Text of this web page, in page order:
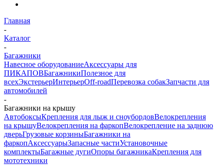
Главная
-
Каталог
-
Багажники
Навесное оборудованиеАксессуары для
ПИКАПОВБагажникиПолезное для
всехЭкстерьерИнтерьерOff-roadПеревозка собакЗапчасти для
автомобилей
-
Багажники на крышу
АвтобоксыКрепления для лыж и сноубордовВелокрепления
на крышуВелокрепления на фаркопВелокрепление на заднюю
дверьГрузовые корзиныБагажники на
фаркопАксессуарыЗапасные частиУстановочные
комплектыБагажные дугиОпоры багажникаКрепления для
мототехники